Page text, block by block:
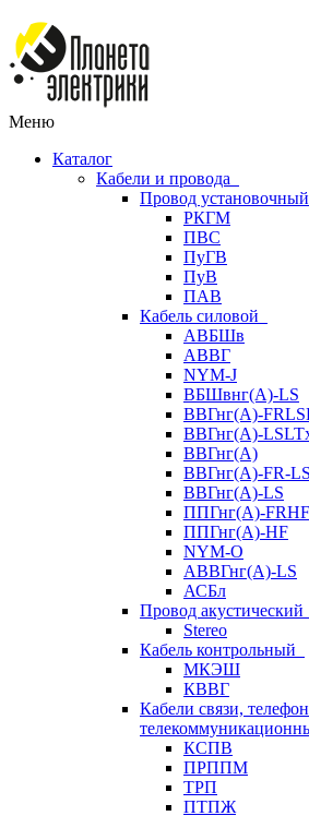
Меню
Каталог
Кабели и провода
Провод установочный
РКГМ
ПВС
ПуГВ
ПуВ
ПАВ
Кабель силовой
АВБШв
АВВГ
NYM-J
ВБШвнг(А)-LS
ВВГнг(A)-
ВВГнг(A)-
ВВГнг(А)
ВВГнг(А)-FR-LS
ВВГнг(А)-LS
ППГнг(А)-FRHF
ППГнг(А)-HF
NYM-O
АВВГнг(А)-LS
АСБл
Провод акустический
Stereo
Кабель контрольный
МКЭШ
КВВГ
Кабели связи,
КСПВ
ПРППМ
ТРП
ПТПЖ